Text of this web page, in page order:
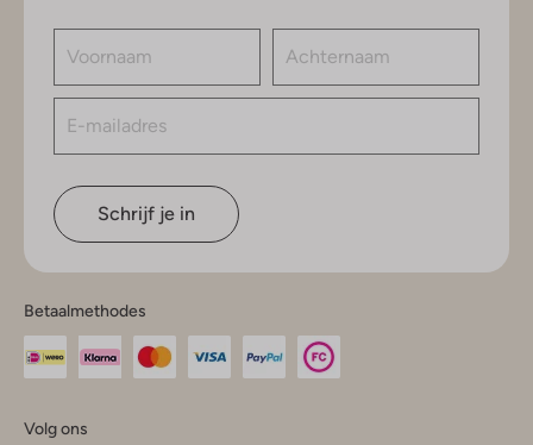
Schrijf je in
Betaalmethodes
Volg ons